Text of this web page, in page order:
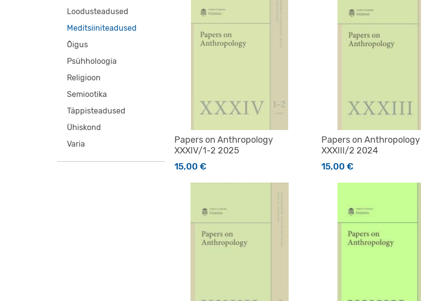
Loodusteadused
Meditsiiniteadused
Õigus
Psühholoogia
Religioon
Semiootika
Täppisteadused
Ühiskond
Varia
Papers on Anthropology
XXXIV/1-2 2025
15,00 €
Papers on Anthropology
XXXIII/2 2024
15,00 €